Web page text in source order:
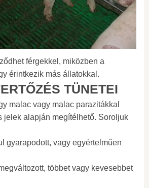
férgekkel, miközben a
érintkezik más állatokkal.
TÜNETEI
malac vagy malac parazitákkal
jelek alapján megítélhető. Soroljuk
gyarapodott, vagy egyértelműen
többet vagy kevesebbet